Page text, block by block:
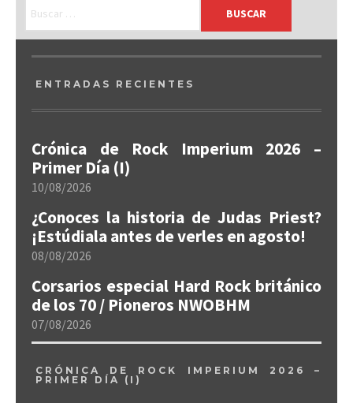
ENTRADAS RECIENTES
Crónica de Rock Imperium 2026 –
Primer Día (I)
10/08/2026
¿Conoces la historia de Judas Priest?
¡Estúdiala antes de verles en agosto!
08/08/2026
Corsarios especial Hard Rock británico
de los 70 / Pioneros NWOBHM
07/08/2026
CRÓNICA DE ROCK IMPERIUM 2026 –
PRIMER DÍA (I)